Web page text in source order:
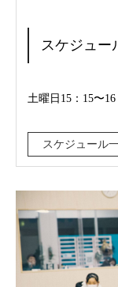
スケジュー
土曜日15：15〜16
スケジュール